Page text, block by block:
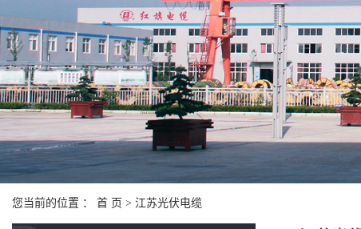
您当前的位置 ： 首 页 > 江苏光伏电缆